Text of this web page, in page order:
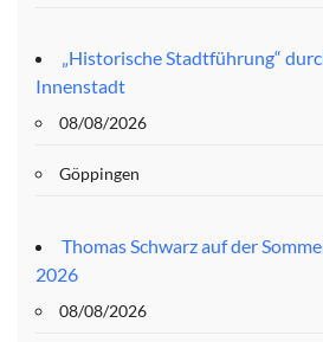
„Historische Stadtführung“
Innenstadt
08/08/2026
Göppingen
Thomas Schwarz auf der
2026
08/08/2026